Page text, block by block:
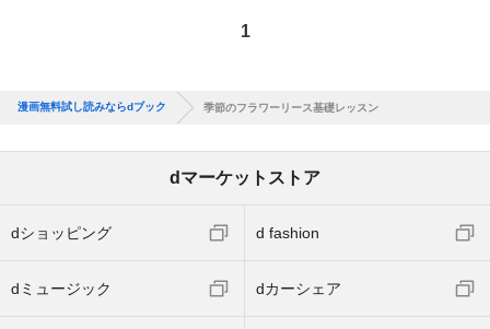
1
漫画無料試し読みならdブック 季節のフラワーリース基礎レッスン
dマーケットストア
dショッピング d fashion
dミュージック dカーシェア